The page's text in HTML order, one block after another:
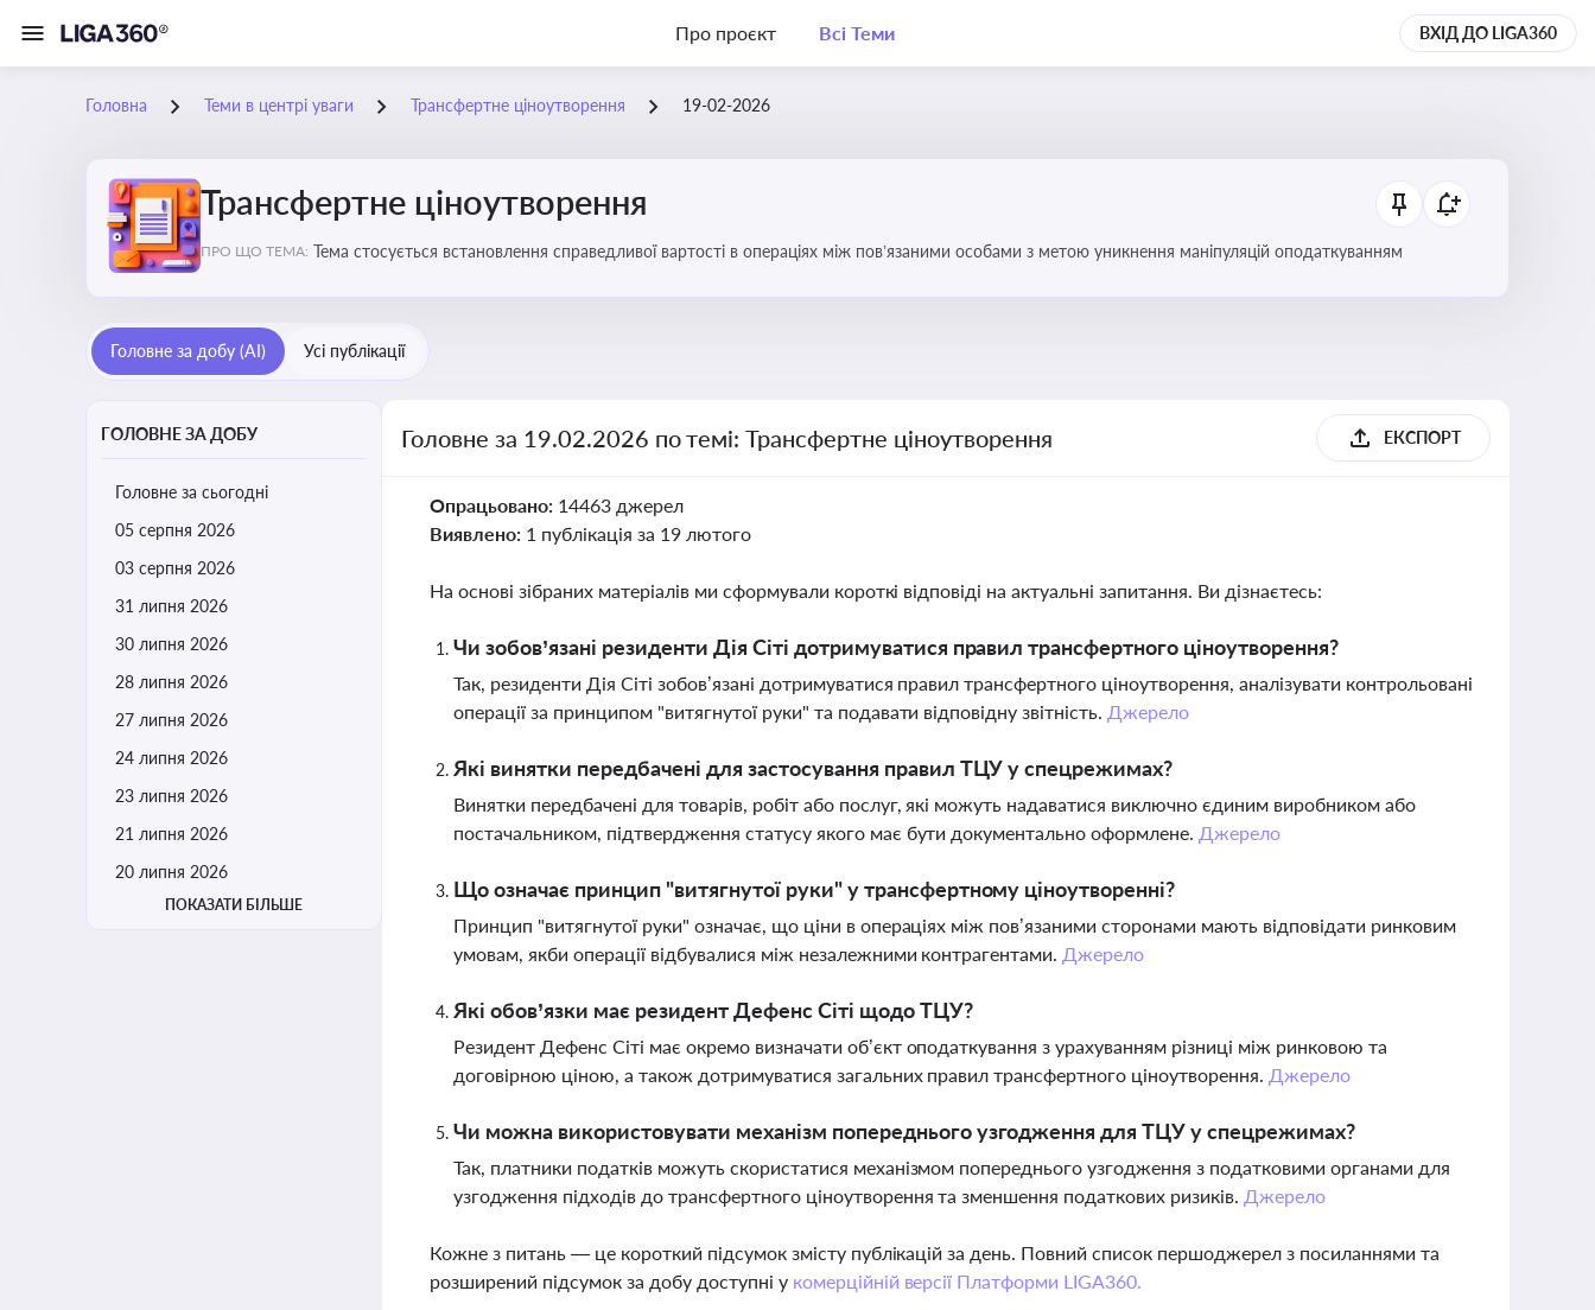
Про проєкт Всі Теми ВХІД ДО LIGA360
Головна Теми в центрі уваги Трансфертне ціноутворення 19-02-2026
Трансфертне ціноутворення
ПРО ЩО ТЕМА: Тема стосується встановлення справедливої вартості в операціях між пов’язаними особами з метою уникнення маніпуляцій оподаткуванням
Головне за добу (AI) Усі публікації
ГОЛОВНЕ ЗА ДОБУ
Головне за сьогодні
05 серпня 2026
03 серпня 2026
31 липня 2026
30 липня 2026
28 липня 2026
27 липня 2026
24 липня 2026
23 липня 2026
21 липня 2026
20 липня 2026
ПОКАЗАТИ БІЛЬШЕ
Головне за 19.02.2026 по темі: Трансфертне ціноутворення ЕКСПОРТ
Опрацьовано: 14463 джерел
Виявлено: 1 публікація за 19 лютого
На основі зібраних матеріалів ми сформували короткі відповіді на актуальні запитання. Ви дізнаєтесь:
Чи зобов’язані резиденти Дія Сіті дотримуватися правил трансфертного ціноутворення?
Так, резиденти Дія Сіті зобов’язані дотримуватися правил трансфертного ціноутворення, аналізувати контрольовані
операції за принципом "витягнутої руки" та подавати відповідну звітність. Джерело
Які винятки передбачені для застосування правил ТЦУ у спецрежимах?
Винятки передбачені для товарів, робіт або послуг, які можуть надаватися виключно єдиним виробником або
постачальником, підтвердження статусу якого має бути документально оформлене. Джерело
Що означає принцип "витягнутої руки" у трансфертному ціноутворенні?
Принцип "витягнутої руки" означає, що ціни в операціях між пов’язаними сторонами мають відповідати ринковим
умовам, якби операції відбувалися між незалежними контрагентами. Джерело
Які обов’язки має резидент Дефенс Сіті щодо ТЦУ?
Резидент Дефенс Сіті має окремо визначати об’єкт оподаткування з урахуванням різниці між ринковою та
договірною ціною, а також дотримуватися загальних правил трансфертного ціноутворення. Джерело
Чи можна використовувати механізм попереднього узгодження для ТЦУ у спецрежимах?
Так, платники податків можуть скористатися механізмом попереднього узгодження з податковими органами для
узгодження підходів до трансфертного ціноутворення та зменшення податкових ризиків. Джерело
Кожне з питань — це короткий підсумок змісту публікацій за день. Повний список першоджерел з посиланнями та
розширений підсумок за добу доступні у комерційній версії Платформи LIGA360.